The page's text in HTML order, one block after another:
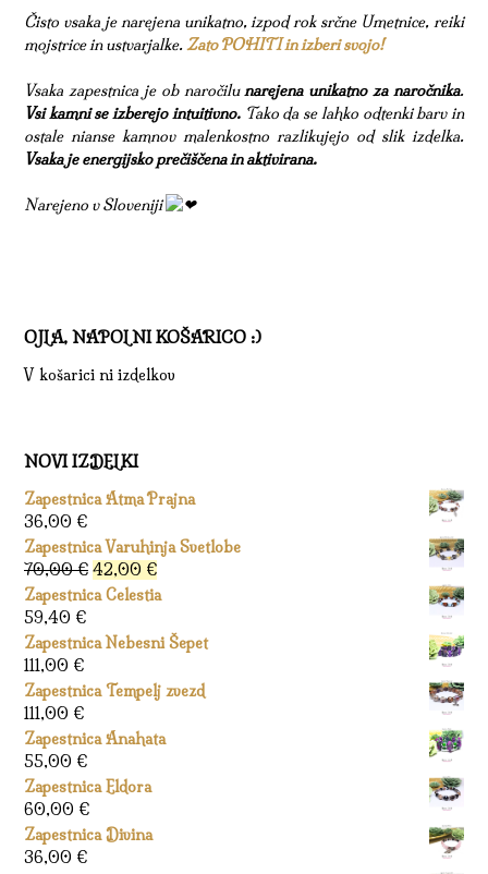
Čisto vsaka je narejena unikatno, izpod rok srčne Umetnice, reiki
mojstrice in ustvarjalke.Zato POHITI in izberi svojo!
Vsaka zapestnica je ob naročilunarejena unikatno za naročnika.
Vsi kamni se izberejo intuitivno.Tako da se lahko odtenki barv in
ostale nianse kamnov malenkostno razlikujejo od slik izdelka.
Vsaka je energijsko prečiščena in aktivirana.
Narejeno v Sloveniji
OJLA, NAPOLNI KOŠARICO :)
V košarici ni izdelkov
NOVI IZDELKI
Zapestnica Atma Prajna
36,00 €
Zapestnica Varuhinja Svetlobe
70,00€ Izvirna
cena
bila:
42,00 €Trenutna
cena
42,00 €.
Zapestnica Celestia
59,40 €
Zapestnica Nebesni Šepet
111,00 €
Zapestnica Tempelj zvezd
111,00 €
Zapestnica Anahata
55,00 €
Zapestnica Eldora
60,00 €
Zapestnica Divina
36,00 €